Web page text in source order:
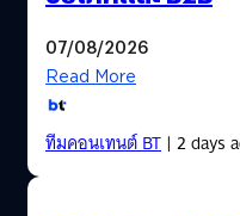
07/08/2026
Read More
ทีมคอนเทนต์ BT| 2 days